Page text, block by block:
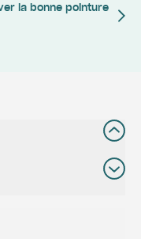
la bonne pointure